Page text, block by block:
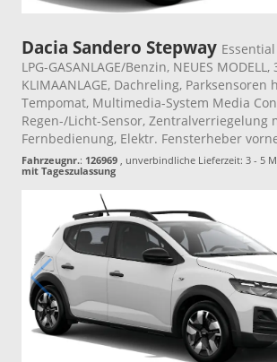
Dacia Sandero Stepway
LPG-GASANLAGE/Benzin, NEUES
KLIMAANLAGE, Dachreling, Parksensoren
Tempomat, Multimedia-System Media
Regen-/Licht-Sensor, Zentralverriegelung
Fernbedienung, Elektr. Fensterheber
Fahrzeugnr.: 126969 , unverbindliche Lieferzeit: 3 - 5
mit Tageszulassung